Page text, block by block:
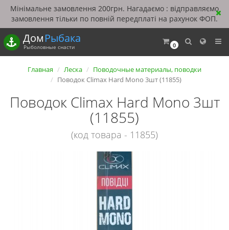
Мінімальне замовлення 200грн. Нагадаємо : відправляємо
замовлення тільки по повній передплаті на рахунок ФОП.
0
ДомРыбака
Рыболовные снасти
Главная Леска
Поводочные материалы, поводки
Поводок Climax Hard Mono 3шт (11855)
Поводок Climax Hard Mono 3шт
(11855)
(код товара - 11855)